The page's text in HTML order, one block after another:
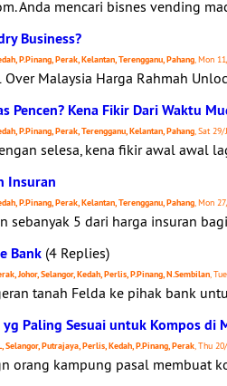
Anda mencari bisnes vending
Business?
P.Pinang, Perak, Kelantan, Terengganu, Pahang, Mon
Over Malaysia Harga Rahmah
Pencen? Kena Fikir Dari Waktu
P.Pinang, Perak, Terengganu, Kelantan, Pahang, Sat
selesa, kena fikir awal awal
Insuran
P.Pinang, Perak, Kelantan, Terengganu, Pahang, Mon
sebanyak 5 dari harga insuran
Bank (4 Replies)
Johor, Selangor, Kedah, Perlis, P.Pinang, N.Sembilan,
tanah Felda ke pihak bank
yg Paling Sesuai untuk Kompos di
Selangor, Putrajaya, Perlis, Kedah, P.Pinang, Perak, Thu
orang kampung pasal membuat